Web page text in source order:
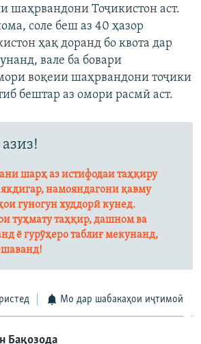
шаҳрвандони Тоҷикистон аст.
соле беш аз 40 ҳазор
ҳақ доранд бо квота дар
вале ба бовари
воқеии шаҳрвандони тоҷики
бештар аз омори расмӣ аст.
шарҳ аз истифодаи таҳқиру
якдигар, намояндагони қавму
гуногун худдорӣ кунед.
туҳмату таҳқир, дашном ва
ё гурӯҳеро таблиғ мекунанд,
Мо дар шабакаҳои иҷтимоӣ
Бақозода